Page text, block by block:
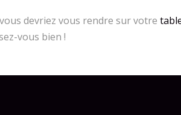
devriez vous rendre sur votre
vous bien !